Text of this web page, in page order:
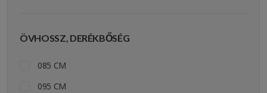
ÖVHOSSZ, DERÉKBŐSÉG
085 CM
095 CM